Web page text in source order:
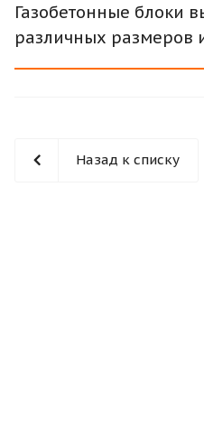
Газобетонные блоки
различных размеров
Назад к списку